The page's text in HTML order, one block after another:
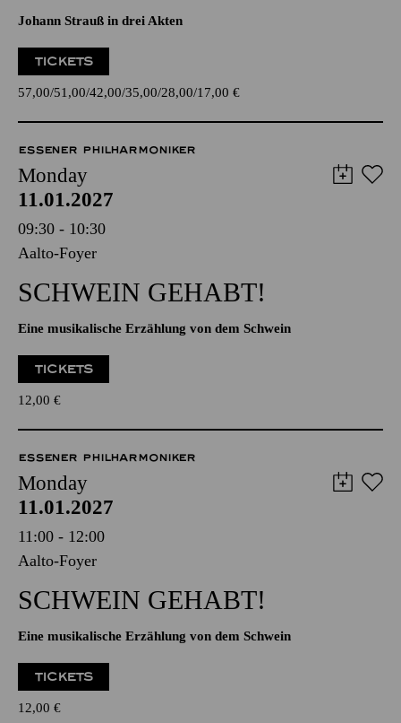
Johann Strauß in drei Akten
TICKETS
57,00 51,00 42,00 35,00 28,00 17,00 €
ESSENER PHILHARMONIKER
Monday
11.01.2027
09:30 - 10:30
Aalto-Foyer
SCHWEIN GEHABT!
Eine musikalische Erzählung von dem Schwein
TICKETS
12,00 €
ESSENER PHILHARMONIKER
Monday
11.01.2027
11:00 - 12:00
Aalto-Foyer
SCHWEIN GEHABT!
Eine musikalische Erzählung von dem Schwein
TICKETS
12,00 €